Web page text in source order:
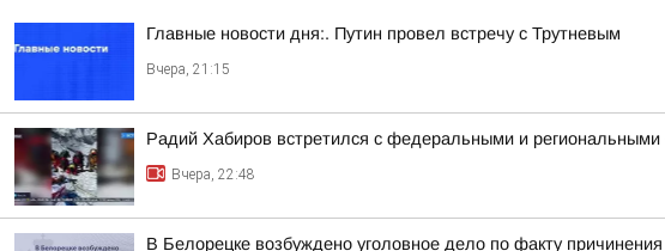
Главные новости дня:. Путин провел встречу с Трутневым
Вчера, 21:15
Радий Хабиров встретился с федеральными и региональными
Вчера, 22:48
В Белорецке возбуждено уголовное дело по факту